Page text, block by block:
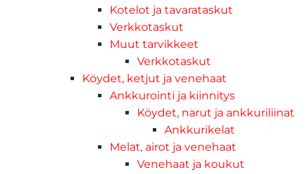
Kotelot ja tavarataskut
Verkkotaskut
Muut tarvikkeet
Verkkotaskut
Köydet, ketjut ja venehaat
Ankkurointi ja kiinnitys
Köydet, narut ja ankkuriliinat
Ankkurikelat
Melat, airot ja venehaat
Venehaat ja koukut